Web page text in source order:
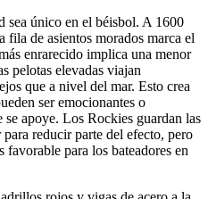
sea único en el béisbol. A 1600
fila de asientos morados marca el
enrarecido implica una menor
pelotas elevadas viajan
que a nivel del mar. Esto crea
ser emocionantes o
apoye. Los Rockies guardan las
reducir parte del efecto, pero
favorable para los bateadores en